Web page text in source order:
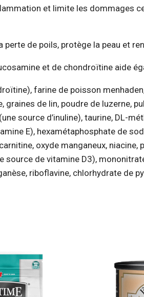
et limite les dommages
de poils, protège la peau et
et de chondroïtine aide
farine de poisson
de lin, poudre de luzerne,
source d’inuline), taurine, DL-
E), hexamétaphosphate de
oxyde manganeux,
de vitamine D3),
riboflavine, chlorhydrate de